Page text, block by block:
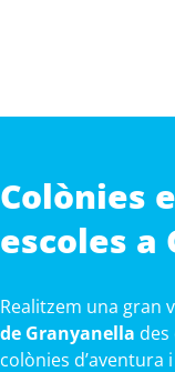
Colònies
escoles a
Realitzem una gran
de Granyanella des
colònies d’aventura